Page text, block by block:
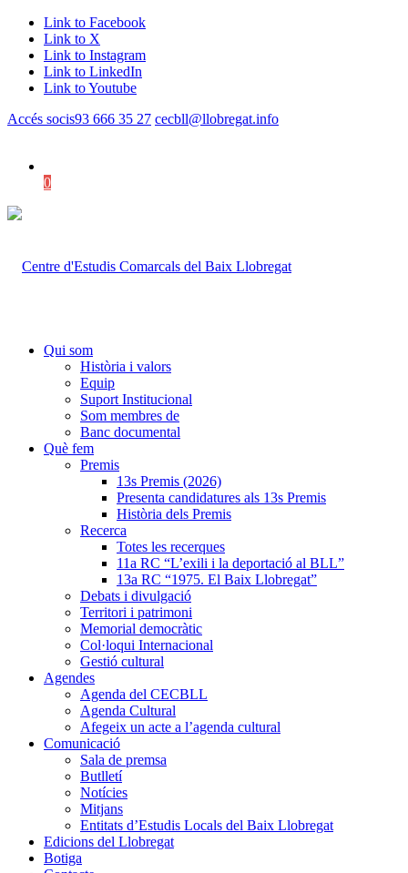
Link to Facebook
Link to X
Link to Instagram
Link to LinkedIn
Link to Youtube
Accés socis93 666 35 27 cecbll@llobregat.info
0
Qui som
Història i valors
Equip
Suport Institucional
Som membres de
Banc documental
Què fem
Premis
13s Premis (2026)
Presenta candidatures als 13s Premis
Història dels Premis
Recerca
Totes les recerques
11a RC “L’exili i la deportació al BLL”
13a RC “1975. El Baix Llobregat”
Debats i divulgació
Territori i patrimoni
Memorial democràtic
Col·loqui Internacional
Gestió cultural
Agendes
Agenda del CECBLL
Agenda Cultural
Afegeix un acte a l’agenda cultural
Comunicació
Sala de premsa
Butlletí
Notícies
Mitjans
Entitats d’Estudis Locals del Baix Llobregat
Edicions del Llobregat
Botiga